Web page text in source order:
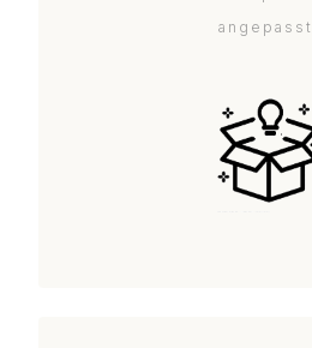
angepasst.